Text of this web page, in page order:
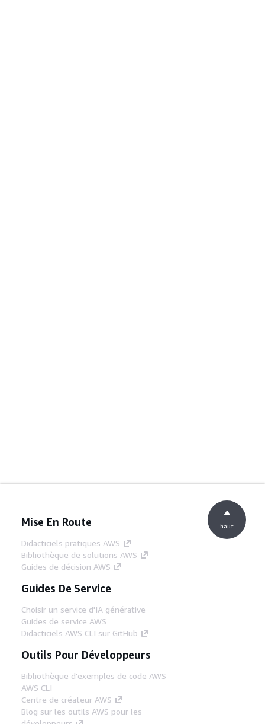
Mise En Route
Didacticiels pratiques AWS
Bibliothèque de solutions AWS
Guides de décision AWS
Guides De Service
Choisir un service d'IA générative
Guides de service AWS
Didacticiels AWS CLI sur GitHub
Outils Pour Développeurs
Bibliothèque d'exemples de code AWS
AWS CLI
Centre de créateur AWS
Blog sur les outils AWS pour les
haut